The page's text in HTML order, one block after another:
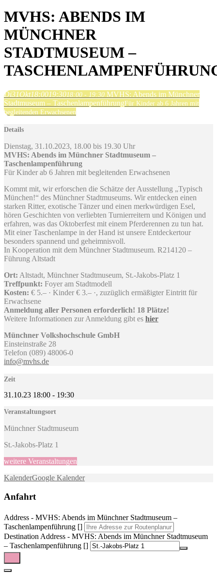
MVHS: ABENDS IM
MÜNCHNER
STADTMUSEUM –
Di31Okt18:0019:3018:00 - 19:30 MVHS: Abends im Münchner
Stadtmuseum – TaschenlampenführungFür Kinder ab 6 Jahren mit
begleitenden Erwachsenen
Details
Dienstag, 31.10.2023, 18.00 bis 19.30 Uhr
MVHS: Abends im Münchner Stadtmuseum –
Taschenlampenführung
Für Kinder ab 6 Jahren mit begleitenden Erwachsenen
Kommt mit, wir erforschen die Schätze der Ausstellung „Typisch
München!“ des Münchner Stadtmuseums. Wir entdecken einen
starken Ritter, exotische Tänzer und einen merkwürdigen Esel,
hören Geschichten von verliebten Turnierreitern und Königen und
erfahren, was das Oktoberfest mit einem Pferderennen zu tun hat.
Mit einer Taschenlampe in der Hand ist unsere Entdeckertour
besonders spannend und geheimnisvoll.
In Kooperation mit dem Münchner Stadtmuseum. R214120 –
Führung Altstadt
Ort: Altstadt, Münchner Stadtmuseum, St.-Jakobs-Platz 1
Treffpunkt: Foyer am Stadtmodell
Kosten: € 5.– · Kinder € 3.– ·, zuzüglich ermäßigter Eintritt für
Erwachsene
Anmeldung aller Personen erforderlich! 18 Plätze!
Weitere Informationen zur Anmeldung gibt es hier
Münchner Volkshochschule GmbH
Einsteinstraße 28
Telefon (089) 48006-0
info@mvhs.de
Zeit
31.10.23 18:00 - 19:30
Veranstaltungsort
Münchner Stadtmuseum
St.-Jakobs-Platz 1
weitere Veranstaltungen
KalenderGoogle Kalender
Anfahrt
Address - MVHS: Abends im Münchner Stadtmuseum –
Taschenlampenführung []
Destination Address - MVHS: Abends im Münchner Stadtmuseum
– Taschenlampenführung []